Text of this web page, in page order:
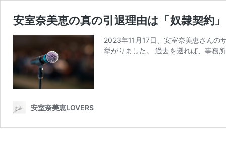
安室奈美恵の真の引退理由は「奴隷契約
2023年11月17日、安室奈美恵さんの
挙がりました。 過去を遡れば、事務
安室奈美恵LOVERS